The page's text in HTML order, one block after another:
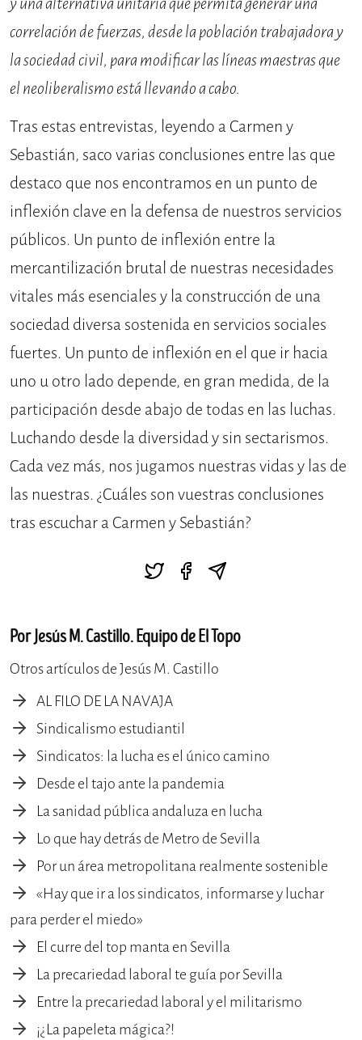
correlación de fuerzas, desde la población trabajadora y
la sociedad civil, para modificar las líneas maestras que
el neoliberalismo está llevando a cabo.
Tras estas entrevistas, leyendo a Carmen y
Sebastián, saco varias conclusiones entre las que
destaco que nos encontramos en un punto de
inflexión clave en la defensa de nuestros servicios
públicos. Un punto de inflexión entre la
mercantilización brutal de nuestras necesidades
vitales más esenciales y la construcción de una
sociedad diversa sostenida en servicios sociales
fuertes. Un punto de inflexión en el que ir hacia
uno u otro lado depende, en gran medida, de la
participación desde abajo de todas en las luchas.
Luchando desde la diversidad y sin sectarismos.
Cada vez más, nos jugamos nuestras vidas y las de
las nuestras. ¿Cuáles son vuestras conclusiones
tras escuchar a Carmen y Sebastián?
Por Jesús M. Castillo. Equipo de El Topo
Otros artículos de Jesús M. Castillo
AL FILO DE LA NAVAJA
Sindicalismo estudiantil
Sindicatos: la lucha es el único camino
Desde el tajo ante la pandemia
La sanidad pública andaluza en lucha
Lo que hay detrás de Metro de Sevilla
Por un área metropolitana realmente sostenible
«Hay que ir a los sindicatos, informarse y luchar
para perder el miedo»
El curre del top manta en Sevilla
La precariedad laboral te guía por Sevilla
Entre la precariedad laboral y el militarismo
¡¿La papeleta mágica?!